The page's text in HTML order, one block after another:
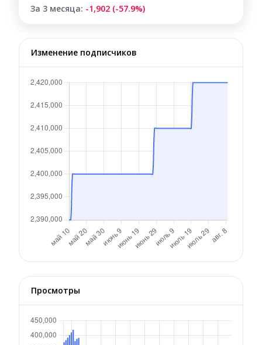
За 3 месяца: -1,902 (-57.9%)
Изменение подписчиков
Просмотры